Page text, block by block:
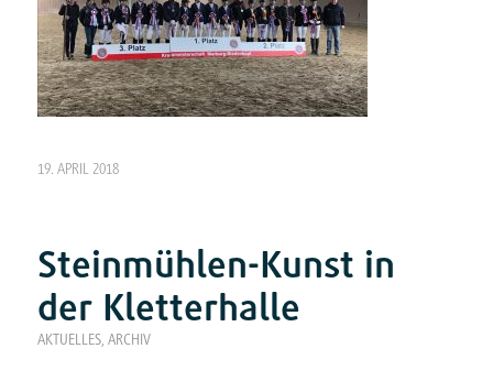
19. APRIL 2018
Steinmühlen-Kunst in
der Kletterhalle
AKTUELLES, ARCHIV